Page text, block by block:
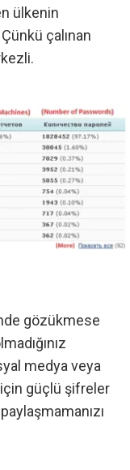
ülkenin
çalınan
gözükmese
medya veya
güçlü şifreler